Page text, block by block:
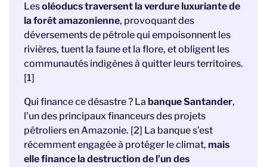
Lesoléoducs traversent la verdure luxuriante de
la forêt amazonienne, provoquant des
déversements de pétrole qui empoisonnent les
rivières, tuent la faune et la flore, et obligent les
communautés indigènes à quitter leurs territoires.
[1]
Qui finance ce désastre ? La banque Santander,
l’un des principaux financeurs des projets
pétroliers en Amazonie. [2] La banque s’est
récemment engagée à protéger le climat, mais
elle finance la destruction de l’un des